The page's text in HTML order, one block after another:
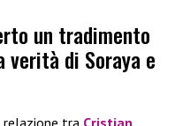
un tradimento
verità di Soraya e